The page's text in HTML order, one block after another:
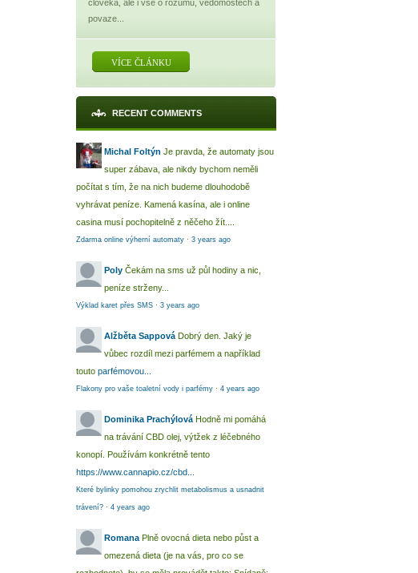
člověka, ale i vše o rozumu, vědomostech a
povaze...
VÍCE ČLÁNKU
RECENT COMMENTS
Michal Foltýn Je pravda, že automaty jsou
super zábava, ale nikdy bychom neměli
počítat s tím, že na nich budeme dlouhodobě
vyhrávat peníze. Kamená kasína, ale i online
casina musí pochopitelně z něčeho žít....
Zdarma online výherní automaty · 3 years ago
Poly Čekám na sms už půl hodiny a nic,
peníze strženy...
Výklad karet přes SMS · 3 years ago
Alžběta Sappová Dobrý den. Jaký je
vůbec rozdíl mezi parfémem a například
touto parfémovou...
Flakony pro vaše toaletní vody i parfémy · 4 years ago
Dominika Prachýlová Hodně mi pomáhá
na trávání CBD olej, výtžek z léčebného
konopí. Používám konkrétně tento
https://www.cannapio.cz/cbd...
Které bylinky pomohou zrychlit metabolismus a usnadnit
trávení? · 4 years ago
Romana Plně ovocná dieta nebo půst a
omezená dieta (je na vás, pro co se